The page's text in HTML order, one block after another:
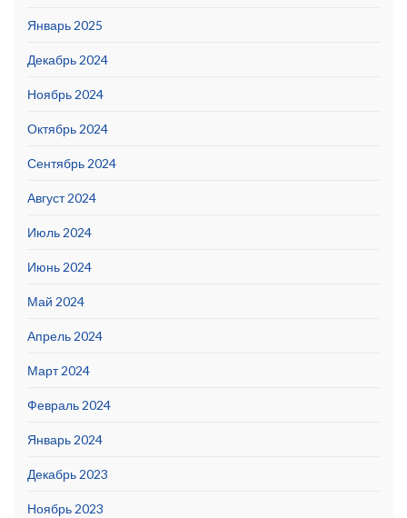
Январь 2025
Декабрь 2024
Ноябрь 2024
Октябрь 2024
Сентябрь 2024
Август 2024
Июль 2024
Июнь 2024
Май 2024
Апрель 2024
Март 2024
Февраль 2024
Январь 2024
Декабрь 2023
Ноябрь 2023